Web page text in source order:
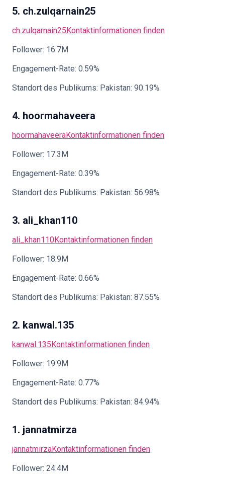
5. ch.zulqarnain25
ch.zulqarnain25Kontaktinformationen finden
Follower: 16.7M
Engagement-Rate: 0.59%
Standort des Publikums: Pakistan: 90.19%
4. hoormahaveera
hoormahaveeraKontaktinformationen finden
Follower: 17.3M
Engagement-Rate: 0.39%
Standort des Publikums: Pakistan: 56.98%
3. ali_khan110
ali_khan110Kontaktinformationen finden
Follower: 18.9M
Engagement-Rate: 0.66%
Standort des Publikums: Pakistan: 87.55%
2. kanwal.135
kanwal.135Kontaktinformationen finden
Follower: 19.9M
Engagement-Rate: 0.77%
Standort des Publikums: Pakistan: 84.94%
1. jannatmirza
jannatmirzaKontaktinformationen finden
Follower: 24.4M